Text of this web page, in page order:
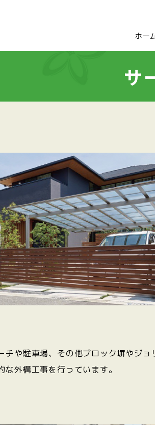
ホー
サ
チや駐車場、その他ブロック塀やジョ
な外構工事を行っています。